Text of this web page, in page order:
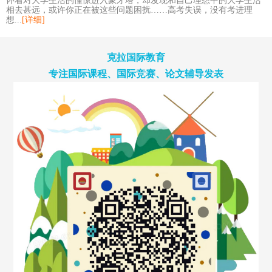
相去甚远，或许你正在被这些问题困扰……高考失误，没有考进理
想... [详细]
克拉国际教育
专注国际课程、国际竞赛、论文辅导发表